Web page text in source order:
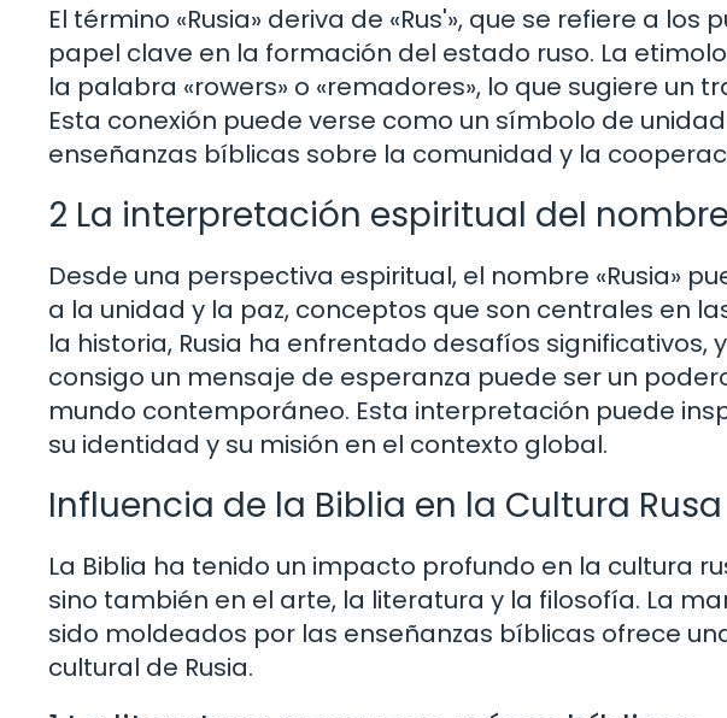
El término «Rusia» deriva de «Rus'», que se refiere a
papel clave en la formación del estado ruso. La
la palabra «rowers» o «remadores», lo que sugiere un
Esta conexión puede verse como un símbolo de
enseñanzas bíblicas sobre la comunidad y la
2 La interpretación espiritual del nombre
Desde una perspectiva espiritual, el nombre «Rusia»
a la unidad y la paz, conceptos que son centrales en
la historia, Rusia ha enfrentado desafíos significativos,
consigo un mensaje de esperanza puede ser un
mundo contemporáneo. Esta interpretación puede
su identidad y su misión en el contexto global.
Influencia de la Biblia en la Cultura Rusa
La Biblia ha tenido un impacto profundo en la cultura
sino también en el arte, la literatura y la filosofía. La
sido moldeados por las enseñanzas bíblicas ofrece
cultural de Rusia.